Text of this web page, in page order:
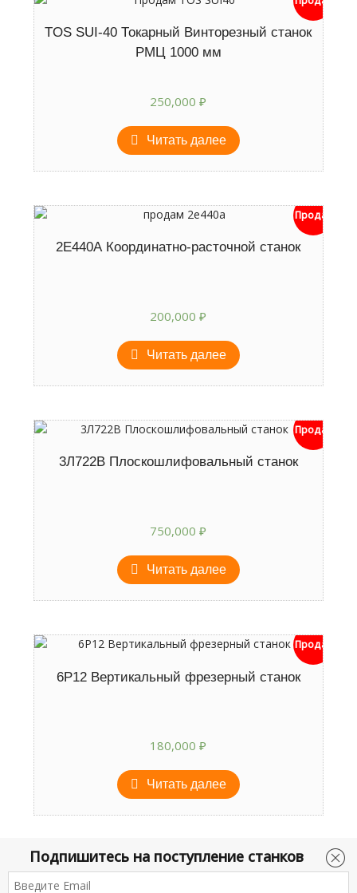
Подпишитесь на поступление станков
TOS SUI-40 Токарный Винторезный станок
РМЦ 1000 мм
250,000₽
Читать далее
Продан
2Е440А Координатно-расточной станок
200,000₽
Читать далее
Продан
3Л722В Плоскошлифовальный станок
750,000₽
Читать далее
Продан
6Р12 Вертикальный фрезерный станок
180,000₽
Читать далее